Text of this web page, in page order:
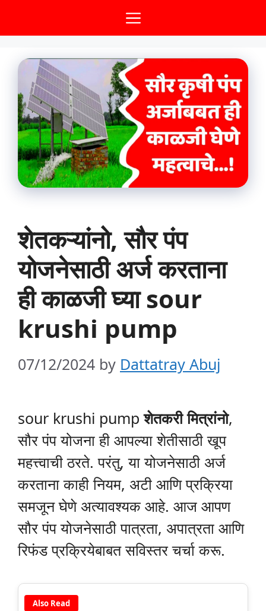
to
content
Menu
शेतकऱ्यांनो, सौर पंप
योजनेसाठी अर्ज करताना
ही काळजी घ्या sour
krushi pump
07/12/2024 by Dattatray Abuj
sour krushi pumpशेतकरी मित्रांनो,
सौर पंप योजना ही आपल्या शेतीसाठी खूप
महत्त्वाची ठरते. परंतु, या योजनेसाठी अर्ज
करताना काही नियम, अटी आणि प्रक्रिया
समजून घेणे अत्यावश्यक आहे. आज आपण
सौर पंप योजनेसाठी पात्रता, अपात्रता आणि
रिफंड प्रक्रियेबाबत सविस्तर चर्चा करू.
Also Read